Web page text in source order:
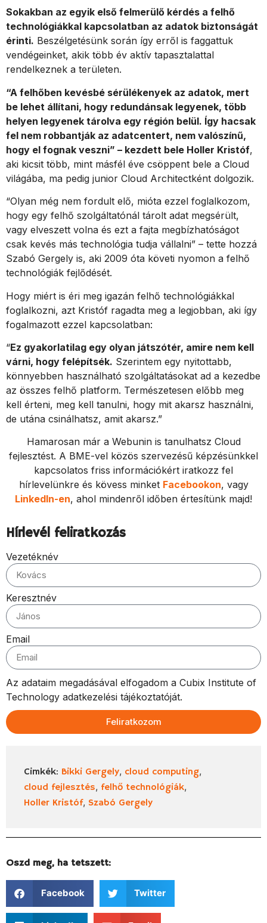
Sokakban az egyik első felmerülő kérdés a felhő
technológiákkal kapcsolatban az adatok biztonságát
érinti. Beszélgetésünk során így erről is faggattuk
vendégeinket, akik több év aktív tapasztalattal
rendelkeznek a területen.
“A felhőben kevésbé sérülékenyek az adatok, mert
be lehet állítani, hogy redundánsak legyenek, több
helyen legyenek tárolva egy régión belül. Így hacsak
fel nem robbantják az adatcentert, nem valószínű,
hogy el fognak veszni” – kezdett bele Holler Kristóf,
aki kicsit több, mint másfél éve csöppent bele a Cloud
világába, ma pedig junior Cloud Architectként dolgozik.
“Olyan még nem fordult elő, mióta ezzel foglalkozom,
hogy egy felhő szolgáltatónál tárolt adat megsérült,
vagy elveszett volna és ezt a fajta megbízhatóságot
csak kevés más technológia tudja vállalni” – tette hozzá
Szabó Gergely is, aki 2009 óta követi nyomon a felhő
technológiák fejlődését.
Hogy miért is éri meg igazán felhő technológiákkal
foglalkozni, azt Kristóf ragadta meg a legjobban, aki így
fogalmazott ezzel kapcsolatban:
“Ez gyakorlatilag egy olyan játszótér, amire nem kell
várni, hogy felépítsék. Szerintem egy nyitottabb,
könnyebben használható szolgáltatásokat ad a kezedbe
az összes felhő platform. Természetesen előbb meg
kell érteni, meg kell tanulni, hogy mit akarsz használni,
de utána csinálhatsz, amit akarsz.”
Hamarosan már a Webunin is tanulhatsz Cloud
fejlesztést. A BME-vel közös szervezésű képzésünkkel
kapcsolatos friss információkért iratkozz fel
hírlevelünkre és kövess minket Facebookon, vagy
LinkedIn-en, ahol mindenről időben értesítünk majd!
Hírlevél feliratkozás
Vezetéknév
Keresztnév
Email
Az adataim megadásával elfogadom a Cubix Institute of
Technology adatkezelési tájékoztatóját.
Feliratkozom
Cimkék: Bikki Gergely, cloud computing,
cloud fejlesztés, felhő technológiák,
Holler Kristóf, Szabó Gergely
Oszd meg, ha tetszett:
Facebook Twitter